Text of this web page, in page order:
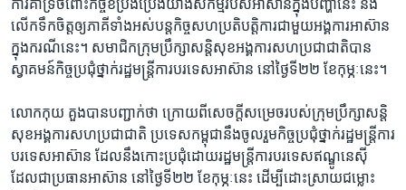
ការ​គាំទ្រ​ចំពោះ​កិច្ច​ខំប្រឹងប្រែង​យ៉ាង​សកម្ម​របស់​អាស៊ាន​ក្នុង​បញ្ហា​នេះ​ ​និង​
លើក​ទឹកចិត្ត​ឲ្យ​ភាគី​ទាំងអស់​បន្ត​កិច្ច​សហ​ប្រតិបត្តិការ​ជាមួយ​អង្គការ​អាស៊ាន​
ក្នុង​ករណី​នេះ។ ​សមាជិក​ក្រុម​ប្រឹក្សា​សន្តិសុខ​អង្គការ​សហ​ប្រជាជាតិ​បាន​
ស្វាគមន៍​កិច្ច​ប្រជុំ​ថ្នាក់​រដ្ឋមន្ត្រី​ការ​បរទេស​អាស៊ាន​ ​នៅ​ថ្ងៃ​ទី២២ ​ខែកុម្ភៈ​នេះ។
លោក​កុយ គួង​បាន​បញ្ជាក់​ថា​ ​ក្រោយពី​សេចក្តី​សម្រេច​របស់​ក្រុម​ប្រឹក្សា​សន្តិ
សុខ​អង្គការ​សហ​ប្រជាជាតិ​ ​ប្រទេស​កម្ពុជា​នឹង​ចូលរួម​កិច្ច​ប្រជុំ​ថ្នាក់​រដ្ឋមន្ត្រី​ការ​
បរទេស​អាស៊ាន​ ​ដែល​នឹង​កោះប្រជុំ​ដោយ​រដ្ឋមន្ត្រី​ការ​បរទេស​ឥណ្ឌូនេស៊ី​ ​
ដែល​ជា​ប្រធាន​អាស៊ាន​ ​នៅថ្ងៃ​ទី២២​ ​ខែ​កុម្ភៈ​នេះ​ ​ដើម្បី​ដោះស្រាយ​ជម្លោះ​